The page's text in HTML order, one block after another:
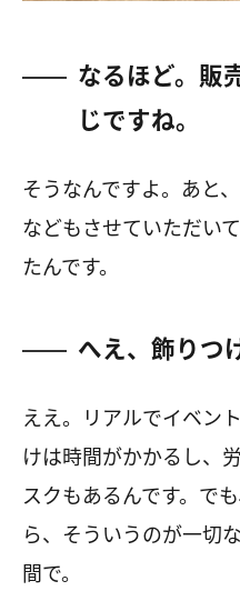
なるほど。販
じですね。
そうなんですよ。あと
などもさせていただい
たんです。
へえ、飾りつ
ええ。リアルでイベン
けは時間がかかるし、
スクもあるんです。で
ら、そういうのが一切
間で。